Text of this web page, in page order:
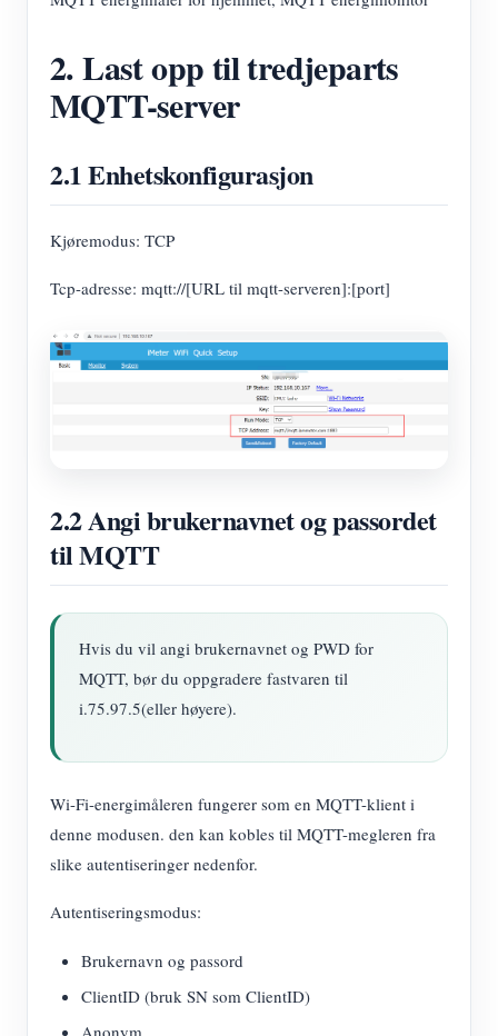
2. Last opp til tredjeparts
MQTT-server
2.1 Enhetskonfigurasjon
Kjøremodus: TCP
Tcp-adresse: mqtt://[URL til mqtt-serveren]:[port]
2.2 Angi brukernavnet og passordet
til MQTT
Hvis du vil angi brukernavnet og PWD for
MQTT, bør du oppgradere fastvaren til
i.75.97.5(eller høyere).
Wi-Fi-energimåleren fungerer som en MQTT-klient i
denne modusen. den kan kobles til MQTT-megleren fra
slike autentiseringer nedenfor.
Autentiseringsmodus:
Brukernavn og passord
ClientID (bruk SN som ClientID)